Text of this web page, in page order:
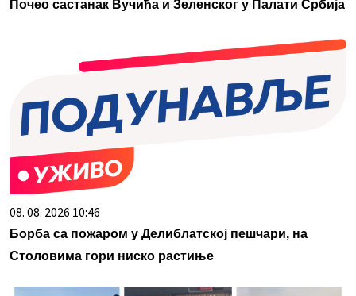
Почео састанак Вучића и Зеленског у Палати Србија
08. 08. 2026 10:46
Борба са пожаром у Делиблатској пешчари, на
Столовима гори ниско растиње